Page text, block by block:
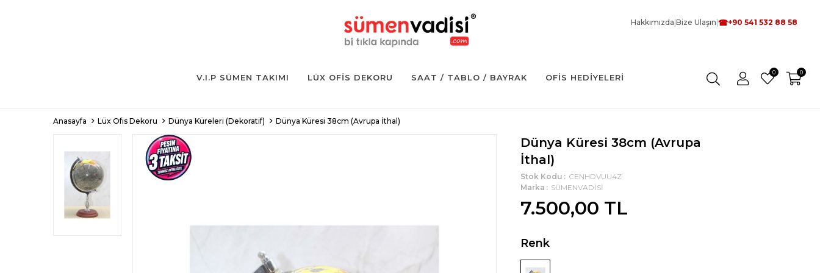
V.I.P SÜMEN TAKIMI LÜX OFIS DEKORU SAAT / TABLO / BAYRAK OFIS HEDIYELERI
0 0
Anasayfa Lüx Ofis Dekoru Dünya Küreleri (Dekoratif) Dünya Küresi 38cm (Avrupa İthal)
Dünya Küresi 38cm (Avrupa
İthal)
Stok Kodu
CENHDVUU4Z
Marka
SÜMENVADİSİ
7.500,00 TL
Renk
Hakkımızda Bize Ulaşın ☎+90 541 532 88 58